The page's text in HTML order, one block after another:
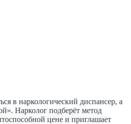
в наркологический диспансер, а
Нарколог подберёт метод
цене и приглашает